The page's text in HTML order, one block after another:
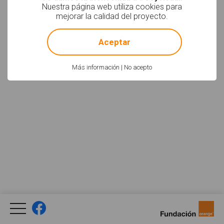
FacebookYouTubeTwitter
Newsletter
Política de uso Aviso Legal Créditos
Nuestra página web utiliza cookies para
mejorar la calidad del proyecto.
Más información | No acepto
! Not valid!
Aceptar